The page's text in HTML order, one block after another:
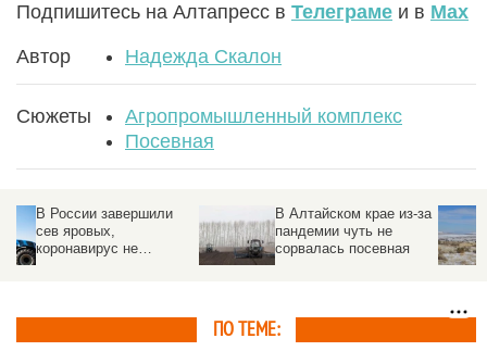
Подпишитесь на Алтапресс в Телеграме и в Max
Автор Надежда Скалон
Сюжеты
Агропромышленный комплекс
Посевная
В Алтайском крае из-за
пандемии чуть не
сорвалась посевная
Алтайские власти
рассказали, где в крае
не хватает снега и чем
ПО ТЕМЕ: